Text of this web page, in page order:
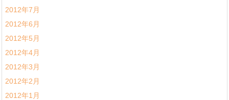
2012年7月
2012年6月
2012年5月
2012年4月
2012年3月
2012年2月
2012年1月